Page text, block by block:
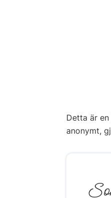
Detta är en
anonymt,